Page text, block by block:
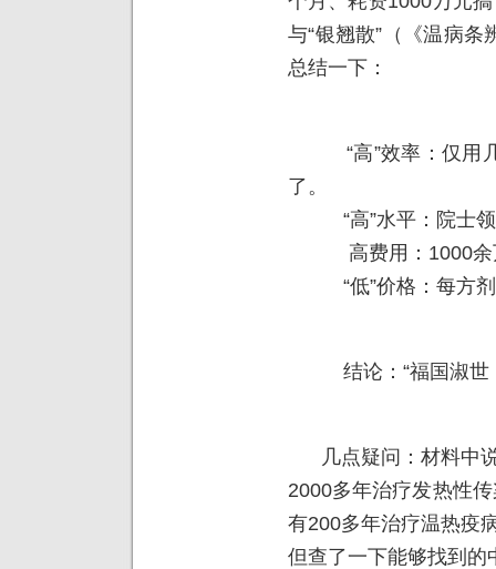
与“银翘散”（《温病
总结一下：
“高”效率：仅用几
了。
“高”水平：院士领
高费用：1000余
“低”价格：每方剂
结论：“福国淑世
几点疑问：材料中说
2000多年治疗发热性
有200多年治疗温热疫
但查了一下能够找到的